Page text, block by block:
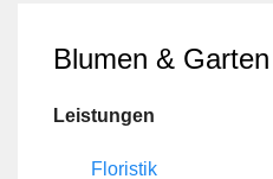
Blumen & Garten
Leistungen
Floristik